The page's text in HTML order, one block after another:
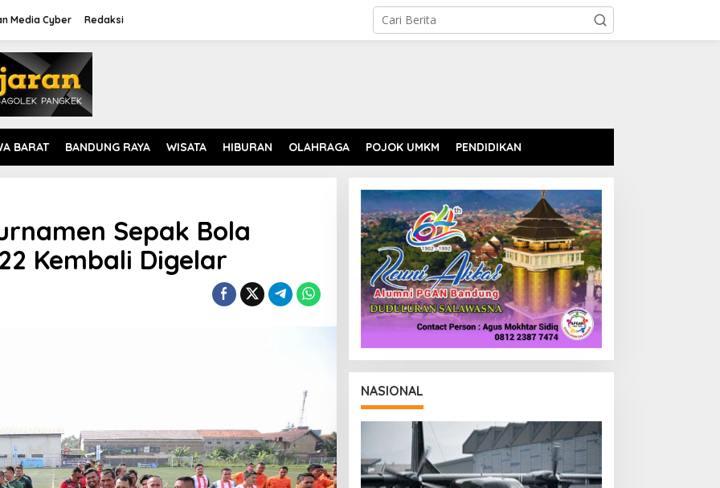
Media Cyber Redaksi
BARAT BANDUNG RAYA WISATA HIBURAN OLAHRAGA POJOK UMKM PENDIDIKAN
Sepak Bola
Kembali Digelar
NASIONAL